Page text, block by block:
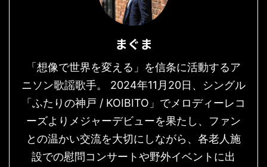
まぐま
「想像で世界を変える」を信条に活動するア
ニソン歌謡歌手。 2024年11月20日、シングル
「ふたりの神戸 / KOIBITO」でメロディーレコ
ーズよりメジャーデビューを果たし、ファン
との温かい交流を大切にしながら、各老人施
設での慰問コンサートや野外イベントに出